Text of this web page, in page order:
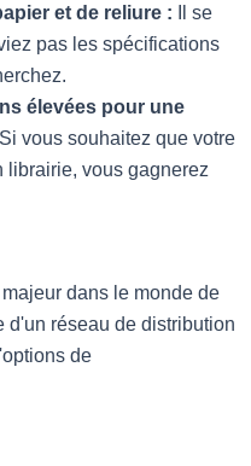
et de reliure : Il se
pas les spécifications
élevées pour une
Si vous souhaitez que votre
librairie, vous gagnerez
dans le monde de
d'un réseau de distribution
de